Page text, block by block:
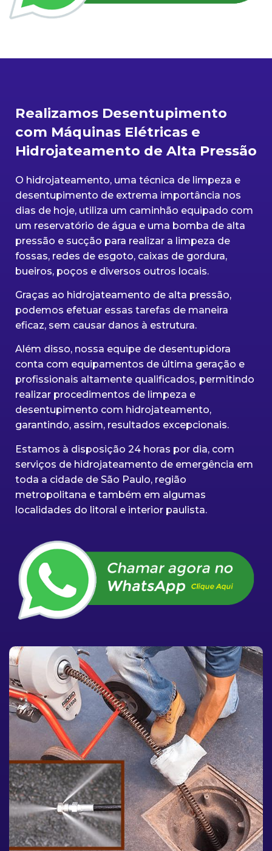
Realizamos Desentupimento
com Máquinas Elétricas e
Hidrojateamento de Alta Pressão
O hidrojateamento, uma técnica de limpeza e
desentupimento de extrema importância nos
dias de hoje, utiliza um caminhão equipado com
um reservatório de água e uma bomba de alta
pressão e sucção para realizar a limpeza de
fossas, redes de esgoto, caixas de gordura,
bueiros, poços e diversos outros locais.
Graças ao hidrojateamento de alta pressão,
podemos efetuar essas tarefas de maneira
eficaz, sem causar danos à estrutura.
Além disso, nossa equipe de desentupidora
conta com equipamentos de última geração e
profissionais altamente qualificados, permitindo
realizar procedimentos de limpeza e
desentupimento com hidrojateamento,
garantindo, assim, resultados excepcionais.
Estamos à disposição 24 horas por dia, com
serviços de hidrojateamento de emergência em
toda a cidade de São Paulo, região
metropolitana e também em algumas
localidades do litoral e interior paulista.